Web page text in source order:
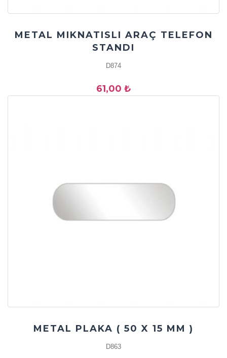
METAL MIKNATISLI ARAÇ TELEFON
STANDI
D874
61,00 ₺
METAL PLAKA ( 50 X 15 MM )
D863